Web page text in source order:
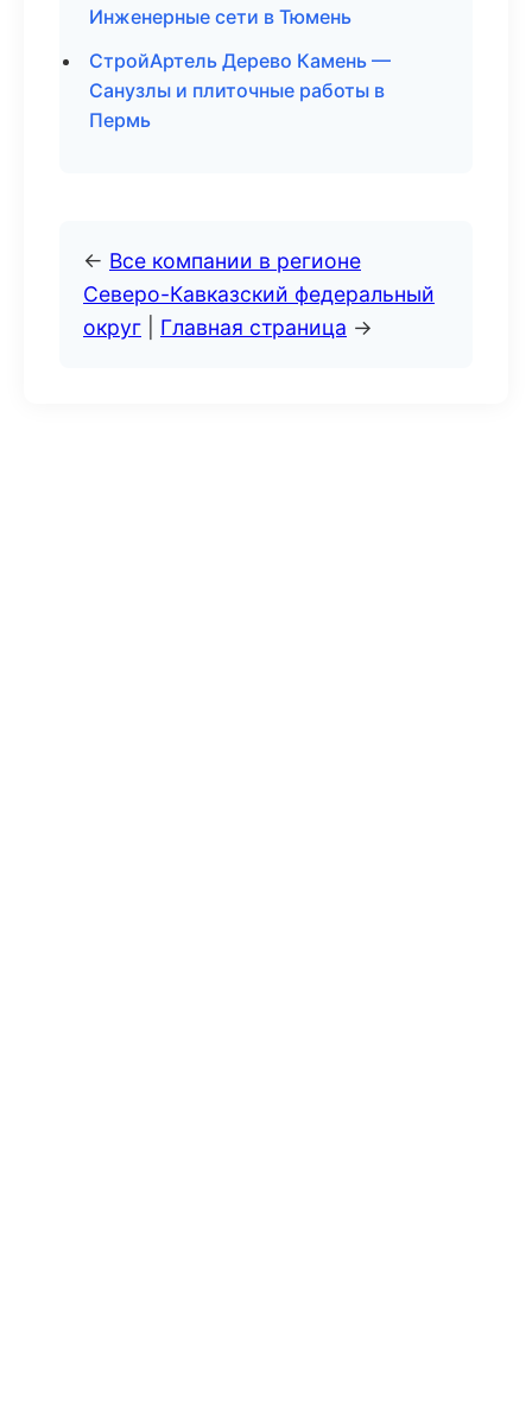
Инженерные сети в Тюмень
СтройАртель Дерево Камень —
Санузлы и плиточные работы в
Пермь
← Все компании в регионе
Северо-Кавказский федеральный
округ
Главная страница →